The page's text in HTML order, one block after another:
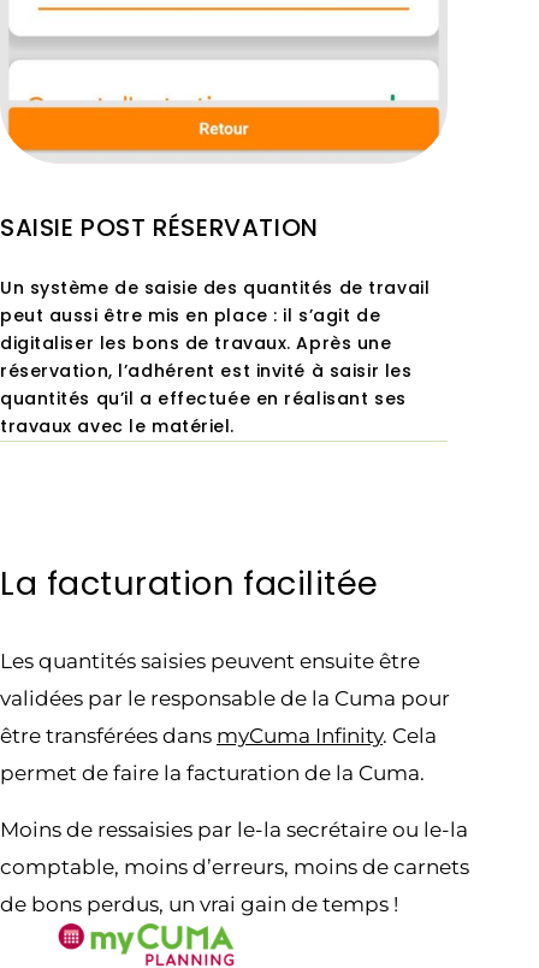
SAISIE POST RÉSERVATION
Un système de saisie des quantités de travail
peut aussi être mis en place : il s’agit de
digitaliser les bons de travaux. Après une
réservation, l’adhérent est invité à saisir les
quantités qu’il a effectuée en réalisant ses
travaux avec le matériel.
La facturation facilitée
Les quantités saisies peuvent ensuite être
validées par le responsable de la Cuma pour
être transférées dans myCuma Infinity. Cela
permet de faire la facturation de la Cuma.
Moins de ressaisies par le-la secrétaire ou le-la
comptable, moins d’erreurs, moins de carnets
de bons perdus, un vrai gain de temps !